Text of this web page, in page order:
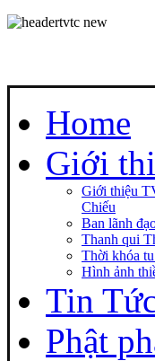
Home
Giới
Giới thiệu
Chiếu
Ban lãnh
Thanh qui
Thời khóa
Hình ảnh
Tin
Phật